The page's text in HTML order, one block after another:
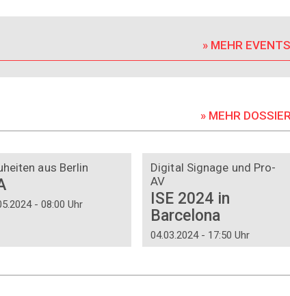
» MEHR EVENTS
» MEHR
aus Berlin
- 08:00 Uhr
Digital Signage und Pro-
AV
ISE 2024 in
Barcelona
04.03.2024 - 17:50 Uhr